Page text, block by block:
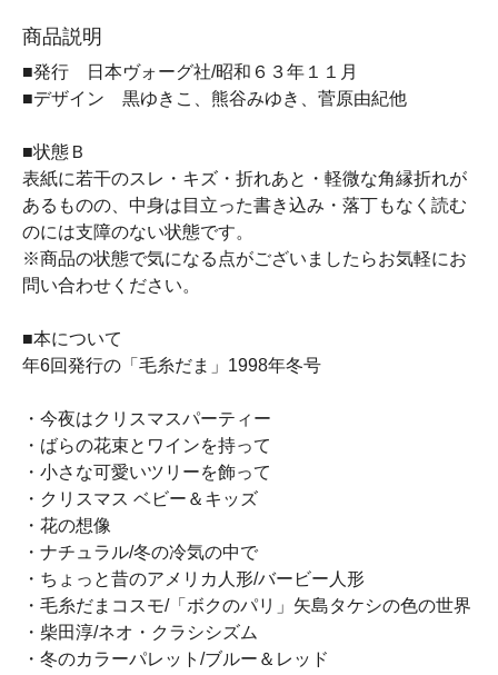
商品説明
■発行 日本ヴォーグ社/昭和６３年１１月
■デザイン 黒ゆきこ、熊谷みゆき、菅原由紀他
■状態Ｂ
表紙に若干のスレ・キズ・折れあと・軽微な角縁折れが
あるものの、中身は目立った書き込み・落丁もなく読む
のには支障のない状態です。
※商品の状態で気になる点がございましたらお気軽にお
問い合わせください。
■本について
年6回発行の「毛糸だま」1998年冬号
・今夜はクリスマスパーティー
・ばらの花束とワインを持って
・小さな可愛いツリーを飾って
・クリスマス ベビー＆キッズ
・花の想像
・ナチュラル/冬の冷気の中で
・ちょっと昔のアメリカ人形/バービー人形
・毛糸だまコスモ/「ボクのパリ」矢島タケシの色の世界
・柴田淳/ネオ・クラシシズム
・冬のカラーパレット/ブルー＆レッド